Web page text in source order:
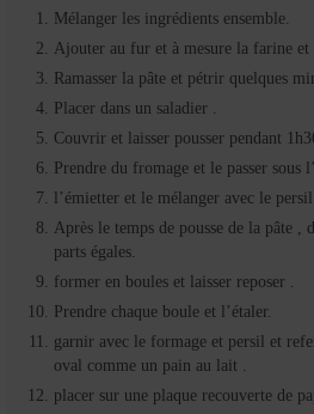
Mélanger les ingrédients ensemble.
Ajouter au fur et à mesure la farine et
Ramasser la pâte et pétrir quelques
Placer dans un saladier .
Couvrir et laisser pousser pendant
Prendre du fromage et le passer sous
l’émietter et le mélanger avec le
Après le temps de pousse de la pâte ,
parts égales.
former en boules et laisser reposer .
Prendre chaque boule et l’étaler.
garnir avec le formage et persil et
oval comme un pain au lait .
placer sur une plaque recouverte de